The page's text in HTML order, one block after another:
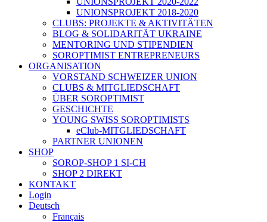
UNIONSPROJEKT 2018-2020
CLUBS: PROJEKTE & AKTIVITÄTEN
BLOG & SOLIDARITÄT UKRAINE
MENTORING UND STIPENDIEN
SOROPTIMIST ENTREPRENEURS
ORGANISATION
VORSTAND SCHWEIZER UNION
CLUBS & MITGLIEDSCHAFT
ÜBER SOROPTIMIST
GESCHICHTE
YOUNG SWISS SOROPTIMISTS
eClub-MITGLIEDSCHAFT
PARTNER UNIONEN
SHOP
SOROP-SHOP 1 SI-CH
SHOP 2 DIREKT
KONTAKT
Login
Deutsch
Français